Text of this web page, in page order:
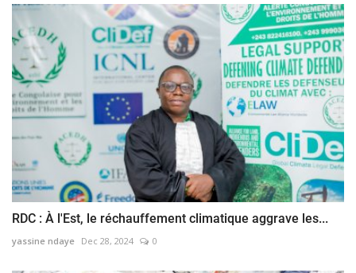
RDC : À l'Est, le réchauffement climatique aggrave les...
yassine ndaye Dec 28, 2024 0